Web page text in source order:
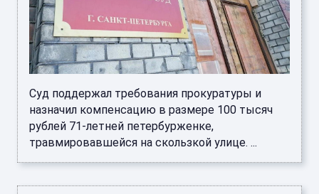
Суд поддержал требования прокуратуры и
назначил компенсацию в размере 100 тысяч
рублей 71-летней петербурженке,
травмировавшейся на скользкой улице. ...